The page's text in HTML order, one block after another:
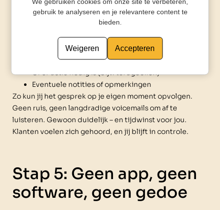
direct een samenvatting. Per e-mail of sms – wat jij maar
fijner vindt. Daarin lees je:
Wie er gebeld heeft (nummer en naam indien
beschikbaar)
Wat het onderwerp van het gesprek was
Of er actie nodig is (bijv. terugbellen)
Eventuele notities of opmerkingen
Zo kun jij het gesprek op je eigen moment opvolgen.
Geen ruis, geen langdradige voicemails om af te
luisteren. Gewoon duidelijk – en tijdwinst voor jou.
Klanten voelen zich gehoord, en jij blijft in controle.
Stap 5: Geen app, geen
software, geen gedoe
gebruik te analyseren en je relevantere content te
bieden.
Weigeren Accepteren